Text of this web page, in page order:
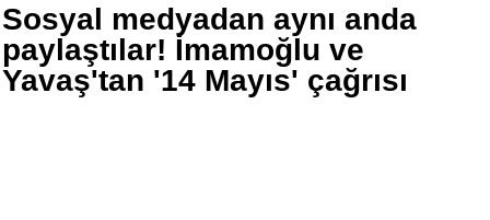
Sosyal medyadan aynı anda
paylaştılar! İmamoğlu ve
Yavaş'tan '14 Mayıs' çağrısı